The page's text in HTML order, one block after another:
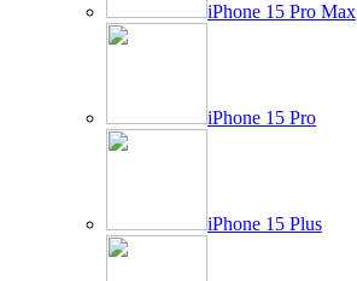
iPhone 15 Pro Max
iPhone 15 Pro
iPhone 15 Plus